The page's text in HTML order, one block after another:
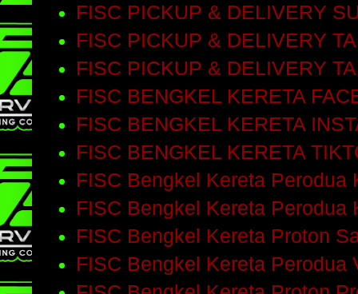
FISC PICKUP & DELIVERY
FISC PICKUP & DELIVERY
FISC PICKUP & DELIVERY
FISC BENGKEL KERETA
FISC BENGKEL KERETA
FISC BENGKEL KERETA
FISC Bengkel Kereta Perodua
FISC Bengkel Kereta Perodua
FISC Bengkel Kereta Proton
FISC Bengkel Kereta Perodua